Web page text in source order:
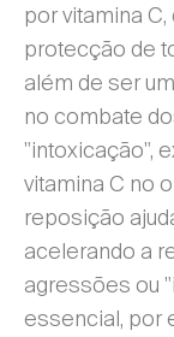
por vitamina
protecção de
além de ser
no combate
"intoxicação",
vitamina C no
reposição
acelerando a
agressões ou
essencial, por